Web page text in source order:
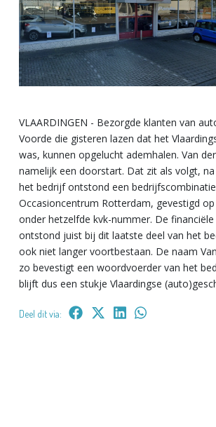
VLAARDINGEN - Bezorgde klanten van
Voorde die gisteren lazen dat het
was, kunnen opgelucht ademhalen. Van
namelijk een doorstart. Dat zit als volgt,
het bedrijf ontstond een
Occasioncentrum Rotterdam, gevestigd
onder hetzelfde kvk-nummer. De financiële
ontstond juist bij dit laatste deel van het
ook niet langer voortbestaan. De naam
zo bevestigt een woordvoerder van het
blijft dus een stukje Vlaardingse
Deel dit via: